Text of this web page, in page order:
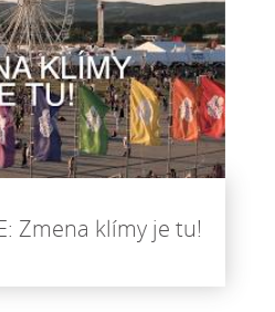
Zmena klímy je tu!